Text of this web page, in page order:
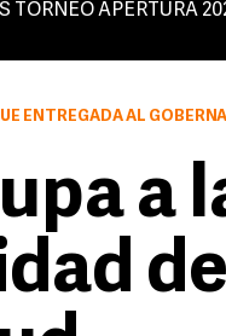
TORNEO APERTURA
AL GOBERNADOR DEL ESTADO,
a